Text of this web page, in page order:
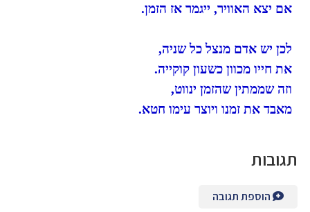
אם יצא האוויר, ייגמר אז הזמן.
לכן יש אדם מנצל כל שניה,
את חייו מכוון כשעון קוקייה.
וזה שממתין שהזמן ינווט,
מאבד את זמנו ויוצר עימו חטא.
תגובות
הוספת תגובה